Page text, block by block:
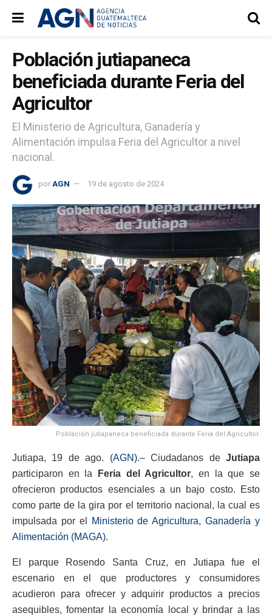
Población jutiapaneca
beneficiada durante Feria del
Agricultor
El Ministerio de Agricultura, Ganadería y
Alimentación impulsa Feria del Agricultor a nivel
nacional.
por AGN 19 de agosto de 2024
Población jutiapaneca beneficiada durante Feria del Agricultor.
Jutiapa, 19 de ago. (AGN).– Ciudadanos deJutiapa
participaron en la
Feria del Agricultor, en la que se
ofrecieron productos esenciales a un bajo costo. Esto
como parte de la gira por el territorio nacional, la cual es
impulsada por el
Ministerio de Agricultura, Ganadería y
Alimentación (MAGA).
El parque Rosendo Santa Cruz, en Jutiapa fue el
escenario en el que productores y consumidores
acudieron para ofrecer y adquirir productos a precios
asequibles, fomentar la economía local y brindar a las